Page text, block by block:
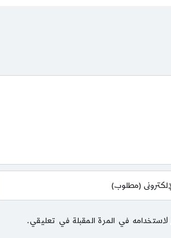
في المرة المقبلة في تعليقي.